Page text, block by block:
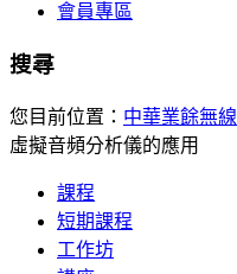
會員專區
搜尋
您目前位置： 中華業餘無
虛擬音頻分析儀的應用
課程
短期課程
工作坊